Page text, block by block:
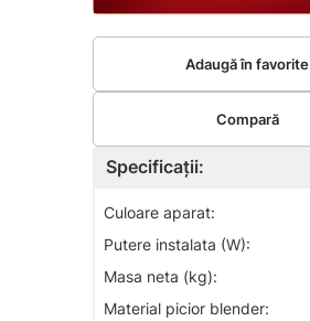
Specificații:
Culoare aparat:
Putere instalata (W):
Masa neta (kg):
Material picior blender:
Adaugă în favorite
Compară